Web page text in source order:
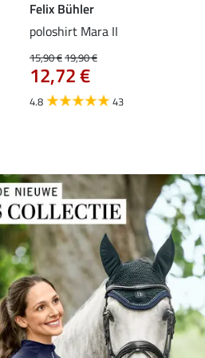
Felix Bühler
poloshirt Mara II
15,90 €19,90 €
12,72 €
4.8 43